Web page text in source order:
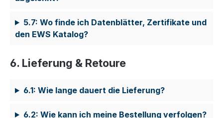
5.7: Wo finde ich Datenblätter, Zertifikate und
den EWS Katalog?
6. Lieferung & Retoure
6.1: Wie lange dauert die Lieferung?
6.2: Wie kann ich meine Bestellung verfolgen?